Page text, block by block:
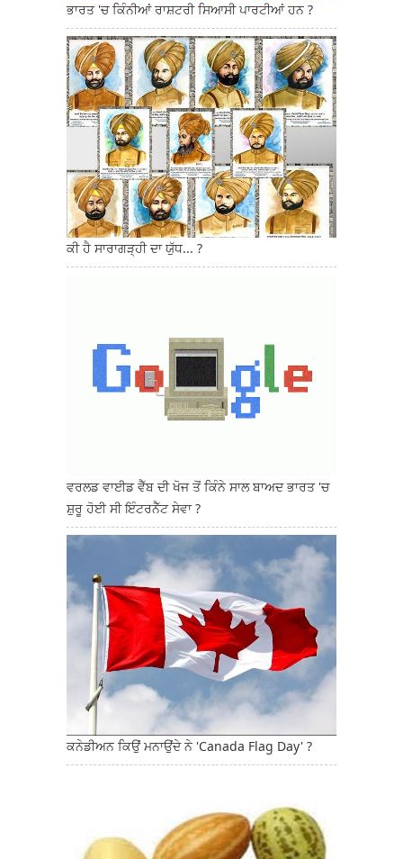
ਭਾਰਤ 'ਚ ਕਿੰਨੀਆਂ ਰਾਸ਼ਟਰੀ ਸਿਆਸੀ ਪਾਰਟੀਆਂ ਹਨ ?
ਕੀ ਹੈ ਸਾਰਾਗੜ੍ਹੀ ਦਾ ਯੁੱਧ... ?
ਵਰਲਡ ਵਾਈਡ ਵੈੱਬ ਦੀ ਖੋਜ ਤੋਂ ਕਿੰਨੇ ਸਾਲ ਬਾਅਦ ਭਾਰਤ 'ਚ
ਸ਼ੁਰੂ ਹੋਈ ਸੀ ਇੰਟਰਨੈੱਟ ਸੇਵਾ ?
ਕਨੇਡੀਅਨ ਕਿਉਂ ਮਨਾਉਂਦੇ ਨੇ 'Canada Flag Day' ?